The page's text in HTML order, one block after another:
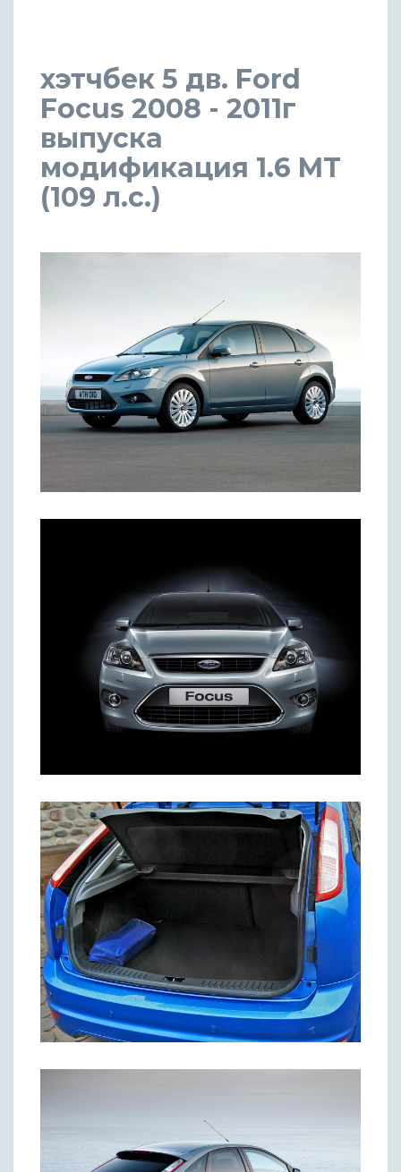
хэтчбек 5 дв. Ford
Focus 2008 - 2011г
выпуска
модификация 1.6 MT
(109 л.с.)